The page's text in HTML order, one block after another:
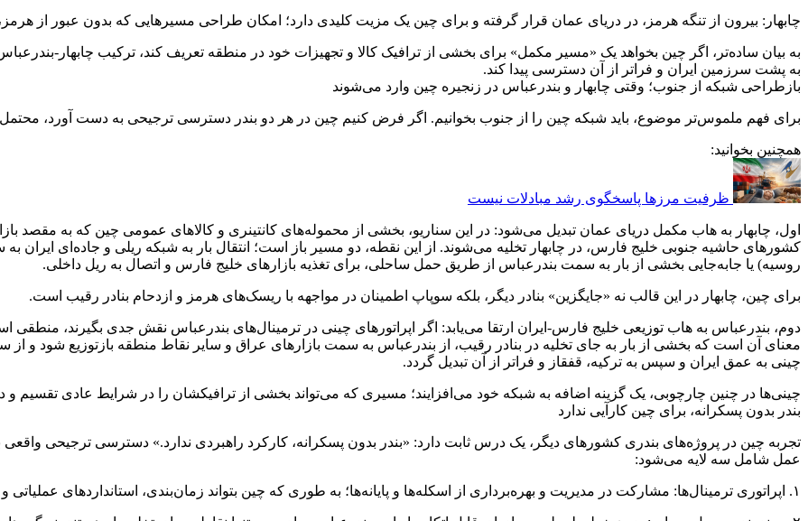
چابهار: بیرون از تنگه هرمز، در دریای عمان قرار گرفته و برای چین یک مزیت کلیدی دارد؛ امکان طراحی مسیرهایی که بدون عبور از
به بیان ساده‌تر، اگر چین بخواهد یک «مسیر مکمل» برای بخشی از ترافیک کالا و تجهیزات خود در منطقه تعریف کند، ترکیب چابهار-
به پشت سرزمین ایران و فراتر از آن دسترسی پیدا کند.
بازطراحی شبکه از جنوب؛ وقتی چابهار و بندرعباس در زنجیره چین وارد می‌شوند
برای فهم ملموس‌تر موضوع، باید شبکه چین را از جنوب بخوانیم. اگر فرض کنیم چین در هر دو بندر دسترسی ترجیحی به دست آورد،
همچنین بخوانید:
ظرفیت مرزها پاسخگوی رشد مبادلات نیست
اول، چابهار به هاب مکمل دریای عمان تبدیل می‌شود: در این سناریو، بخشی از محموله‌های کانتینری و کالاهای عمومی چین که به مقصد
کشورهای حاشیه جنوبی خلیج فارس، در چابهار تخلیه می‌شوند. از این نقطه، دو مسیر باز است؛ انتقال بار به شبکه ریلی و جاده‌ای
روسیه) یا جابه‌جایی بخشی از بار به سمت بندرعباس از طریق حمل ساحلی، برای تغذیه بازارهای خلیج فارس و اتصال به ریل داخلی.
برای چین، چابهار در این قالب نه «جایگزین» بنادر دیگر، بلکه سوپاپ اطمینان در مواجهه با ریسک‌های هرمز و ازدحام بنادر رقیب است.
دوم، بندرعباس به هاب توزیعی خلیج فارس-ایران ارتقا می‌یابد: اگر اپراتورهای چینی در ترمینال‌های بندرعباس نقش جدی بگیرند، منطقی
معنای آن است که بخشی از بار به جای تخلیه در بنادر رقیب، از بندرعباس به سمت بازارهای عراق و سایر نقاط منطقه بازتوزیع شود و از
چینی به عمق ایران و سپس به ترکیه، قفقاز و فراتر از آن تبدیل گردد.
چینی‌ها در چنین چارچوبی، یک گزینه اضافه به شبکه خود می‌افزایند؛ مسیری که می‌تواند بخشی از ترافیکشان را در شرایط عادی تقسیم
بندر بدون پسکرانه، برای چین کارآیی ندارد
تجربه چین در پروژه‌های بندری کشورهای دیگر، یک درس ثابت دارد: «بندر بدون پسکرانه، کارکرد راهبردی ندارد.» دسترسی ترجیحی واقعی
عمل شامل سه لایه می‌شود:
۱. اپراتوری ترمینال‌ها: مشارکت در مدیریت و بهره‌برداری از اسکله‌ها و پایانه‌ها؛ به طوری که چین بتواند زمان‌بندی، استانداردهای عملیاتی و اتصال به خطوط خود را تنظیم کند.